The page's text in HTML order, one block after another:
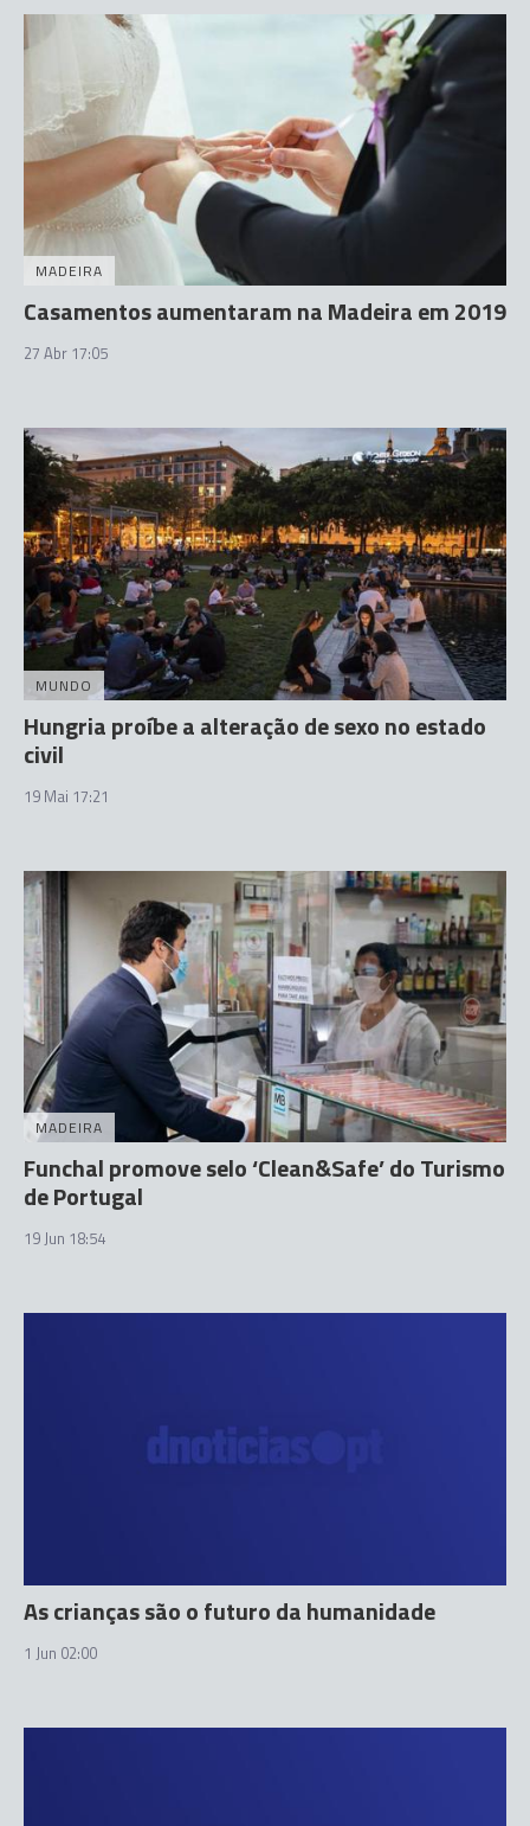
MADEIRA
Casamentos aumentaram na Madeira em 2019
27 Abr 17:05
MUNDO
Hungria proíbe a alteração de sexo no estado
civil
19 Mai 17:21
MADEIRA
Funchal promove selo ‘Clean&Safe’ do Turismo
de Portugal
19 Jun 18:54
As crianças são o futuro da humanidade
1 Jun 02:00